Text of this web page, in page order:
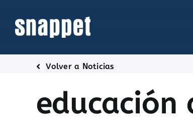
contenido
Volver a Noticias